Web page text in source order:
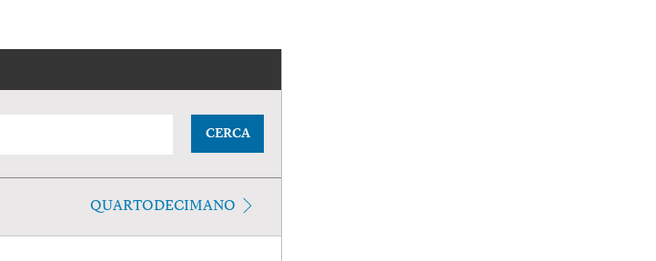
CERCA
QUARTODECIMANO